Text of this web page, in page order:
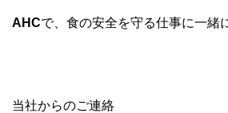
AHCで、食の安全を守る仕事に一緒
当社からのご連絡